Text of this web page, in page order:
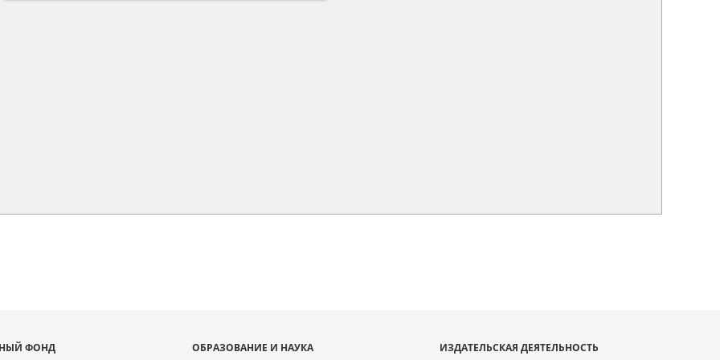
ФОНД ОБРАЗОВАНИЕ И НАУКА ИЗДАТЕЛЬСКАЯ ДЕЯТЕЛЬНОСТЬ